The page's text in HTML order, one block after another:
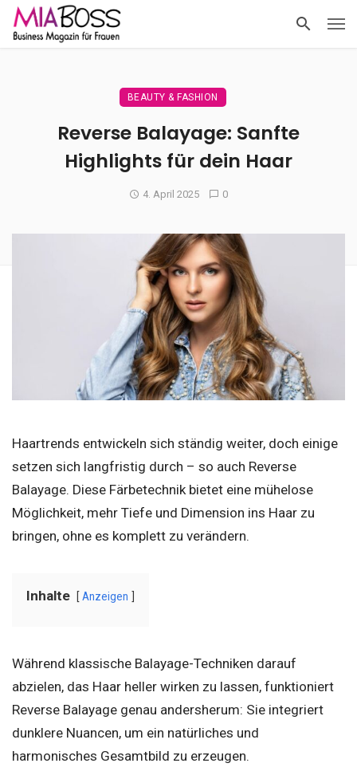
BEAUTY & FASHION
Reverse Balayage: Sanfte
Highlights für dein Haar
4. April 2025 0
Haartrends entwickeln sich ständig weiter, doch einige
setzen sich langfristig durch – so auch Reverse
Balayage. Diese Färbetechnik bietet eine mühelose
Möglichkeit, mehr Tiefe und Dimension ins Haar zu
bringen, ohne es komplett zu verändern.
Inhalte Anzeigen
Während klassische Balayage-Techniken darauf
abzielen, das Haar heller wirken zu lassen, funktioniert
Reverse Balayage genau andersherum: Sie integriert
dunklere Nuancen, um ein natürliches und
harmonisches Gesamtbild zu erzeugen.